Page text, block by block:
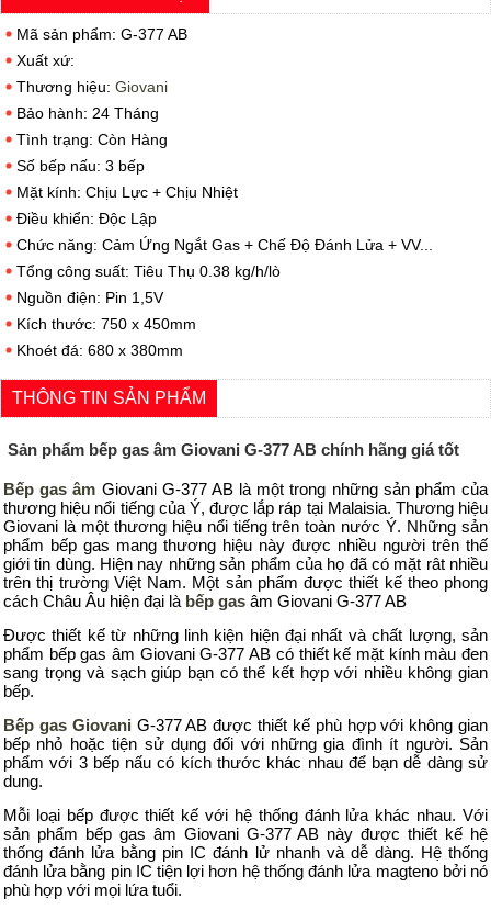
Mã sản phẩm: G-377 AB
Xuất xứ:
Thương hiệu: Giovani
Bảo hành: 24 Tháng
Tình trạng: Còn Hàng
Số bếp nấu: 3 bếp
Mặt kính: Chịu Lực + Chịu Nhiệt
Điều khiển: Độc Lập
Chức năng: Cảm Ứng Ngắt Gas + Chế Độ Đánh Lửa + VV...
Tổng công suất: Tiêu Thụ 0.38 kg/h/lò
Nguồn điện: Pin 1,5V
Kích thước: 750 x 450mm
Khoét đá: 680 x 380mm
THÔNG TIN SẢN PHẨM
Sản phẩm bếp gas âm Giovani G-377 AB chính hãng giá tốt
Bếp gas âm Giovani G-377 AB là một trong những sản phẩm của
thương hiệu nổi tiếng của Ý, được lắp ráp tại Malaisia. Thương hiệu
Giovani là một thương hiệu nổi tiếng trên toàn nước Ý. Những sản
phẩm bếp gas mang thương hiệu này được nhiều người trên thế
giới tin dùng. Hiện nay những sản phẩm của họ đã có mặt rât nhiều
trên thị trường Việt Nam. Một sản phẩm được thiết kế theo phong
cách Châu Âu hiện đại là bếp gas âm Giovani G-377 AB
Được thiết kế từ những linh kiện hiện đại nhất và chất lượng, sản
phẩm bếp gas âm Giovani G-377 AB có thiết kế mặt kính màu đen
sang trọng và sạch giúp bạn có thể kết hợp với nhiều không gian
bếp.
Bếp gas Giovani G-377 AB được thiết kế phù hợp với không gian
bếp nhỏ hoặc tiện sử dụng đối với những gia đình ít người. Sản
phẩm với 3 bếp nấu có kích thước khác nhau để bạn dễ dàng sử
dung.
Mỗi loại bếp được thiết kế với hệ thống đánh lửa khác nhau. Với
sản phẩm bếp gas âm Giovani G-377 AB này được thiết kế hệ
thống đánh lửa bằng pin IC đánh lử nhanh và dễ dàng. Hệ thống
đánh lửa bằng pin IC tiện lợi hơn hệ thống đánh lửa magteno bởi nó
phù hợp với mọi lứa tuổi.